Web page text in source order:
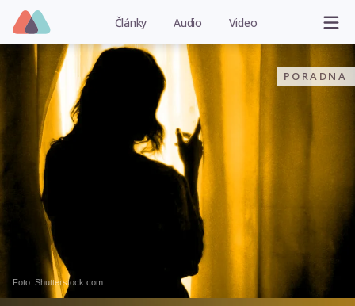
Články Audio Video
PORADNA
Foto: Shutterstock.com